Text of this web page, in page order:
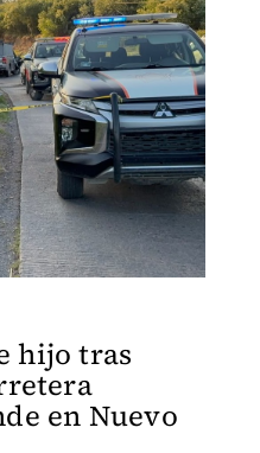
hijo tras
en Nuevo